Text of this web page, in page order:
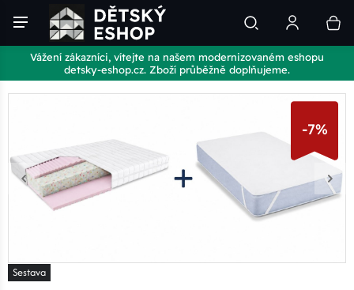
Vážení zákazníci, vítejte na našem modernizovaném eshopu
detsky-eshop.cz. Zboží průběžně doplňujeme.
-7%
Sestava